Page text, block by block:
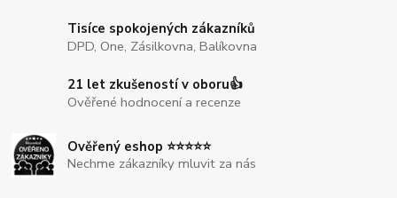
Tisíce spokojených zákazníků
DPD, One, Zásilkovna, Balíkovna
21 let zkušeností v oboru👍
Ověřené hodnocení a recenze
Ověřený eshop ⭐⭐⭐⭐⭐
Nechme zákazníky mluvit za nás